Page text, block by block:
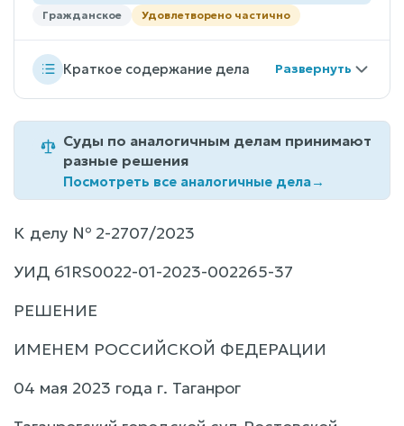
Гражданское Удовлетворено частично
Краткое содержание дела
Суды по аналогичным делам принимают
разные решения
Посмотреть все аналогичные дела→
К делу № 2-2707/2023
УИД 61RS0022-01-2023-002265-37
РЕШЕНИЕ
ИМЕНЕМ РОССИЙСКОЙ ФЕДЕРАЦИИ
04 мая 2023 года г. Таганрог